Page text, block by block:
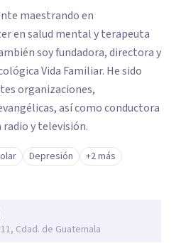
maestrando en
en salud mental y terapeuta
soy fundadora, directora y
Vida Familiar. He sido
organizaciones,
así como conductora
y televisión.
Depresión +2 más
Cdad. de Guatemala